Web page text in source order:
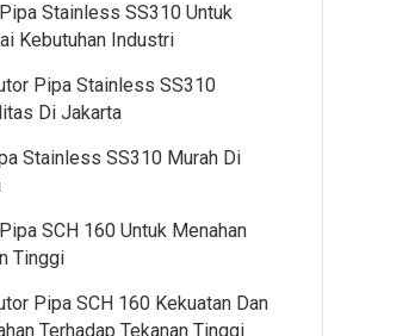
Stainless SS310 Untuk
Kebutuhan Industri
Pipa Stainless SS310
Di Jakarta
Stainless SS310 Murah Di
SCH 160 Untuk Menahan
Tinggi
Pipa SCH 160 Kekuatan Dan
Terhadap Tekanan Tinggi